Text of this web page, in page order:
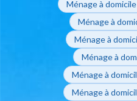
Ménage à
Ménage à
Ménage à
Ménage à
Ménage à
Ménage à